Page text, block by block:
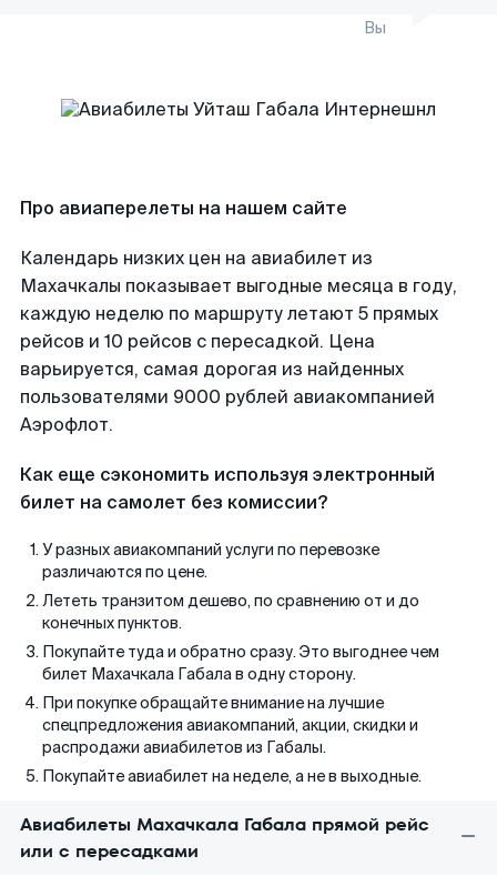
Вы
Про авиаперелеты на нашем сайте
Календарь низких цен на авиабилет из
Махачкалы показывает выгодные месяца в году,
каждую неделю по маршруту летают 5 прямых
рейсов и 10 рейсов с пересадкой. Цена
варьируется, самая дорогая из найденных
пользователями 9000 рублей авиакомпанией
Аэрофлот.
Как еще сэкономить используя электронный
билет на самолет без комиссии?
У разных авиакомпаний услуги по перевозке
различаются по цене.
Лететь транзитом дешево, по сравнению от и до
конечных пунктов.
Покупайте туда и обратно сразу. Это выгоднее чем
билет Махачкала Габала в одну сторону.
При покупке обращайте внимание на лучшие
спецпредложения авиакомпаний, акции, скидки и
распродажи авиабилетов из Габалы.
Покупайте авиабилет на неделе, а не в выходные.
Авиабилеты Махачкала Габала прямой рейс
или с пересадками